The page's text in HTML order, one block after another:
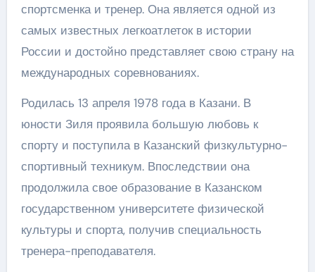
спортсменка и тренер. Она является одной из
самых известных легкоатлеток в истории
России и достойно представляет свою страну на
международных соревнованиях.
Родилась 13 апреля 1978 года в Казани. В
юности Зиля проявила большую любовь к
спорту и поступила в Казанский физкультурно-
спортивный техникум. Впоследствии она
продолжила свое образование в Казанском
государственном университете физической
культуры и спорта, получив специальность
тренера-преподавателя.